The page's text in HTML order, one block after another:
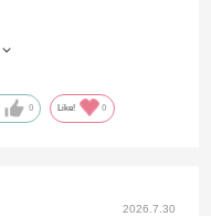
0 Like! 0
2026.7.30